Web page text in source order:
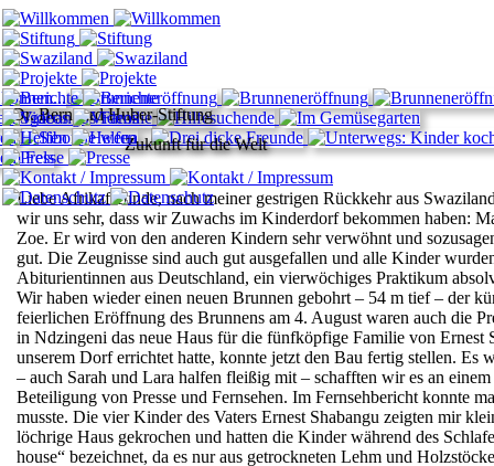
Dr. Bernhard Huber-Stiftung
Liebe Afrikafreunde, nach meiner gestrigen Rückkehr aus
wir uns sehr, dass wir Zuwachs im Kinderdorf bekommen haben:
Zoe. Er wird von den anderen Kindern sehr verwöhnt und
gut. Die Zeugnisse sind auch gut ausgefallen und alle Kinder
Abiturientinnen aus Deutschland, ein vierwöchiges Praktikum
Wir haben wieder einen neuen Brunnen gebohrt – 54 m tief – der
feierlichen Eröffnung des Brunnens am 4. August waren auch die
in Ndzingeni das neue Haus für die fünfköpfige Familie von Ernest
unserem Dorf errichtet hatte, konnte jetzt den Bau fertig stellen. Es
– auch Sarah und Lara halfen fleißig mit – schafften wir es an
Beteiligung von Presse und Fernsehen. Im Fernsehbericht konnte
musste. Die vier Kinder des Vaters Ernest Shabangu zeigten mir
löchrige Haus gekrochen und hatten die Kinder während des
house“ bezeichnet, da es nur aus getrockneten Lehm und
Zukunft für die Welt